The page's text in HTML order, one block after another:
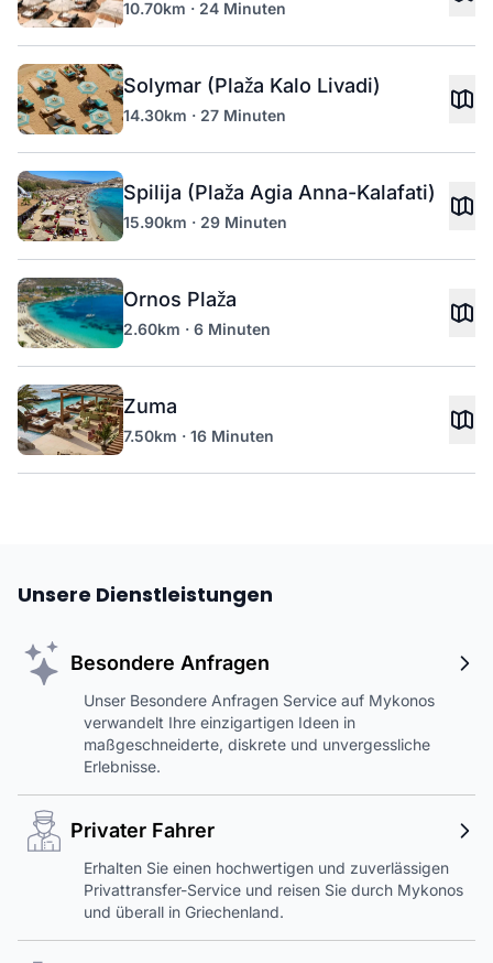
10.70km · 24 Minuten
Solymar (Plaža Kalo Livadi)
14.30km · 27 Minuten
Spilija (Plaža Agia Anna-Kalafati)
15.90km · 29 Minuten
Ornos Plaža
2.60km · 6 Minuten
Zuma
7.50km · 16 Minuten
Unsere Dienstleistungen
Besondere Anfragen
Unser Besondere Anfragen Service auf Mykonos
verwandelt Ihre einzigartigen Ideen in
maßgeschneiderte, diskrete und unvergessliche
Erlebnisse.
Privater Fahrer
Erhalten Sie einen hochwertigen und zuverlässigen
Privattransfer-Service und reisen Sie durch Mykonos
und überall in Griechenland.